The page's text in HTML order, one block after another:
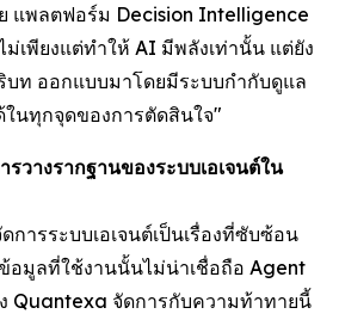
แพลตฟอร์ม Decision Intelligence
ม่เพียงแต่ทำให้ AI มีพลังเท่านั้น แต่ยัง
ท ออกแบบมาโดยมีระบบกำกับดูแล
นทุกจุดของการตัดสินใจ"
วางรากฐานของระบบเอเจนต์ใน
การระบบเอเจนต์เป็นเรื่องที่ซับซ้อน
อมูลที่ใช้งานนั้นไม่น่าเชื่อถือ Agent
Quantexa จัดการกับความท้าทายนี้